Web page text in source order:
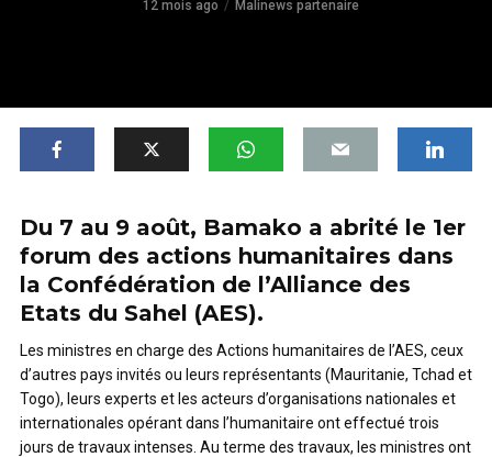
12 mois ago Malinews partenaire
Du 7 au 9 août, Bamako a abrité le 1er
forum des actions humanitaires dans
la Confédération de l’Alliance des
Etats du Sahel (AES).
Les ministres en charge des Actions humanitaires de l’AES, ceux
d’autres pays invités ou leurs représentants (Mauritanie, Tchad et
Togo), leurs experts et les acteurs d’organisations nationales et
internationales opérant dans l’humanitaire ont effectué trois
jours de travaux intenses. Au terme des travaux, les ministres ont